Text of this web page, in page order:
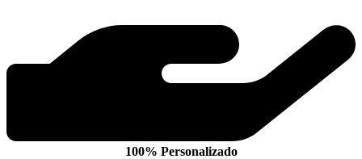
100% Personalizado